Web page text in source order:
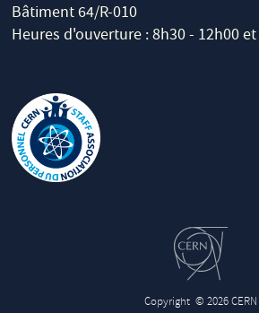
Bâtiment 64/R-010
Heures d'ouverture : 8h30 - 12h00
Copyright © 2026 CERN